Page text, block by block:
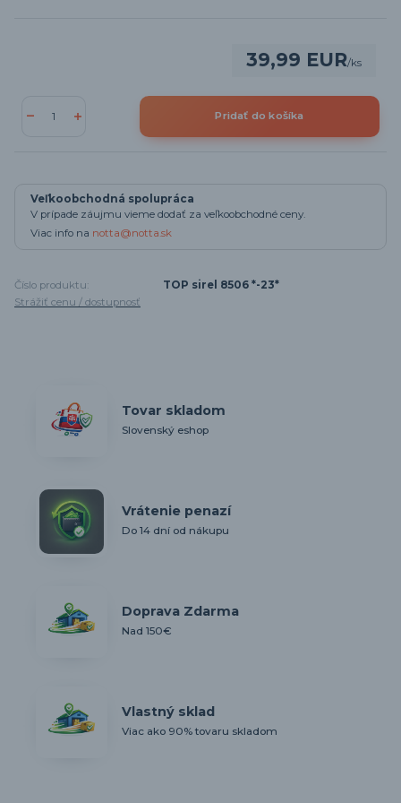
39,99 EUR/ks
Pridať do košíka
Veľkoobchodná spolupráca
V prípade záujmu vieme dodať za veľkoobchodné ceny.
Viac info na notta@notta.sk
Číslo produktu:
TOP sirel 8506 *-23*
Strážiť cenu / dostupnosť
Tovar skladom
Slovenský eshop
Vrátenie penazí
Do 14 dní od nákupu
Doprava Zdarma
Nad 150€
Vlastný sklad
Viac ako 90% tovaru skladom